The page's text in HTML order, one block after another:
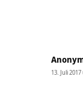
13. Juli